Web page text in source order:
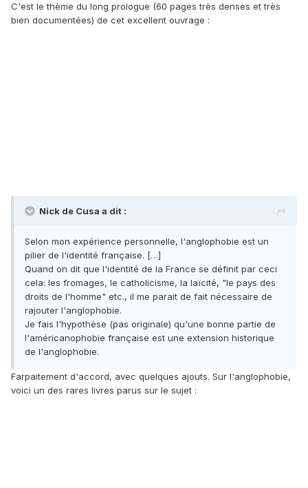
C'est le thème du long prologue (60 pages très denses et très
bien documentées) de cet excellent ouvrage :
Nick de Cusa a dit :
Selon mon expérience personnelle, l'anglophobie est un
pilier de l'identité française. […]
Quand on dit que l'identité de la France se définit par ceci
cela: les fromages, le catholicisme, la laïcité, "le pays des
droits de l'homme" etc., il me parait de fait nécessaire de
rajouter l'anglophobie.
Je fais l'hypothèse (pas originale) qu'une bonne partie de
l'américanophobie française est une extension historique
de l'anglophobie.
Farpaitement d'accord, avec quelques ajouts. Sur l'anglophobie,
voici un des rares livres parus sur le sujet :